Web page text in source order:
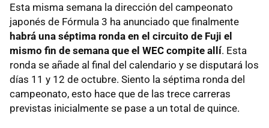
Esta misma semana la dirección del campeonato
japonés de Fórmula 3 ha anunciado que finalmente
habrá una séptima ronda en el circuito de Fuji el
mismo fin de semana que el WEC compite allí. Esta
ronda se añade al final del calendario y se disputará los
días 11 y 12 de octubre. Siento la séptima ronda del
campeonato, esto hace que de las trece carreras
previstas inicialmente se pase a un total de quince.